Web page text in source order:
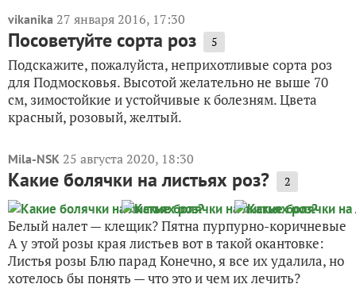
vikanika 27 января 2016, 17:30
Посоветуйте сорта роз 5
Подскажите, пожалуйста, неприхотливые сорта роз
для Подмосковья. Высотой желательно не выше 70
см, зимостойкие и устойчивые к болезням. Цвета
красный, розовый, желтый.
Mila-NSK 25 августа 2020, 18:30
Какие болячки на листьях роз? 2
Белый налет — клещик? Пятна пурпурно-коричневые
А у этой розы края листьев вот в такой окантовке:
Листья розы Блю парад Конечно, я все их удалила, но
хотелось бы понять — что это и чем их лечить?